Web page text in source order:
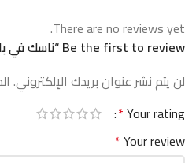
There are no reviews yet.
Be the first to review “ناسك في باريس”
لن يتم نشر عنوان بريدك الإلكتروني.
Your rating
*
Your review
*